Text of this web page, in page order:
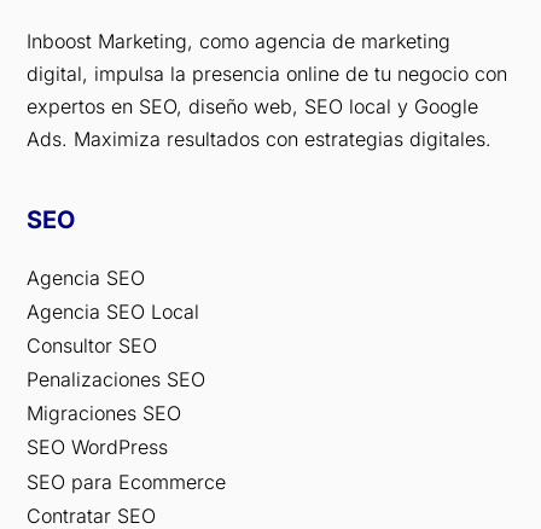
Inboost Marketing, como agencia de marketing
digital, impulsa la presencia online de tu negocio con
expertos en SEO, diseño web, SEO local y Google
Ads. Maximiza resultados con estrategias digitales.
SEO
Agencia SEO
Agencia SEO Local
Consultor SEO
Penalizaciones SEO
Migraciones SEO
SEO WordPress
SEO para Ecommerce
Contratar SEO